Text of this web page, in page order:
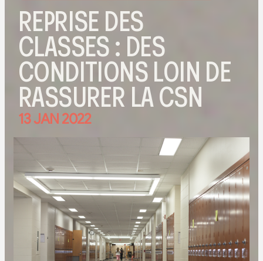
REPRISE DES
CLASSES : DES
CONDITIONS LOIN DE
RASSURER LA CSN
13 JAN 2022